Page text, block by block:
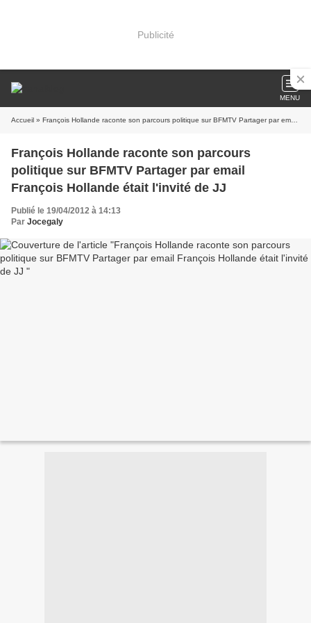
Publicité
MENU
Accueil » François Hollande raconte son parcours politique sur BFMTV Partager par email François Hollande était l'invité de JJ
François Hollande raconte son parcours
politique sur BFMTV Partager par email
François Hollande était l'invité de JJ
Publié le 19/04/2012 à 14:13
Par Jocegaly